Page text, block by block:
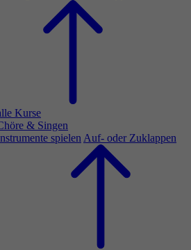
Kurse
& Singen
spielen Auf- oder Zuklappen